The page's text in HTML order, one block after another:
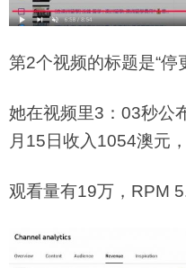
第2个视频的标题是“停
她在视频里3：03秒公
月15日收入1054澳元
观看量有19万，RPM